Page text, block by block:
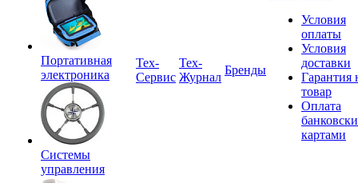
Портативная
электроника
Системы
управления
Tex-
Сервис
Тех-
Журнал
Бренды
Условия
оплаты
Условия
доставки
Гарантия
товар
Оплата
картами